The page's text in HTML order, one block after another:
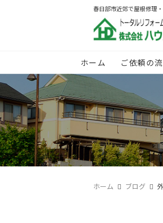
春日部市近郊で屋根修理
ホーム ご依頼の
ホーム ブログ